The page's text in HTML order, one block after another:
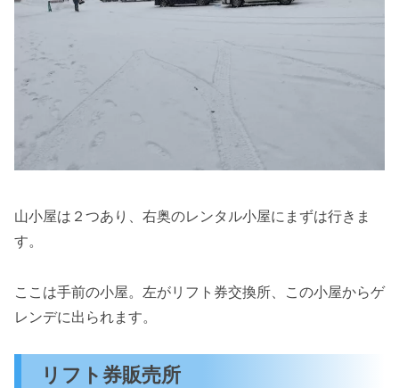
山小屋は２つあり、右奥のレンタル小屋にまずは行きま
す。
ここは手前の小屋。左がリフト券交換所、この小屋からゲ
レンデに出られます。
リフト券販売所